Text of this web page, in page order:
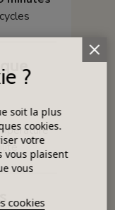
?
soit la plus
cookies.
votre
vous plaisent
vous
cookies